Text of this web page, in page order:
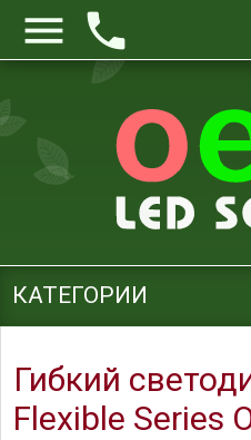
 
КАТЕГОРИИ
Гибкий
Flexible Series